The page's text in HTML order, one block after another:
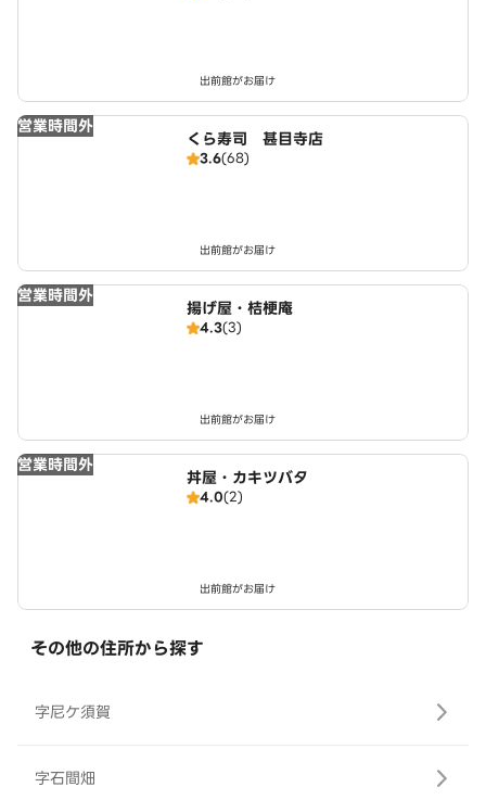
出前館がお届け
営業時間外
くら寿司 甚目寺店
3.6(68)
出前館がお届け
営業時間外
揚げ屋・桔梗庵
4.3(3)
出前館がお届け
営業時間外
丼屋・カキツバタ
4.0(2)
出前館がお届け
その他の住所から探す
字尼ケ須賀
字石間畑